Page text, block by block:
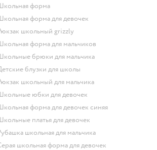
Школьная форма
Школьная форма для девочек
Рюкзак школьный grizzly
Школьная форма для мальчиков
Школьные брюки для мальчика
Детские блузки для школы
Рюкзак школьный для мальчика
Школьные юбки для девочек
Школьная форма для девочек синяя
Школьные платья для девочек
Рубашка школьная для мальчика
Серая школьная форма для девочек